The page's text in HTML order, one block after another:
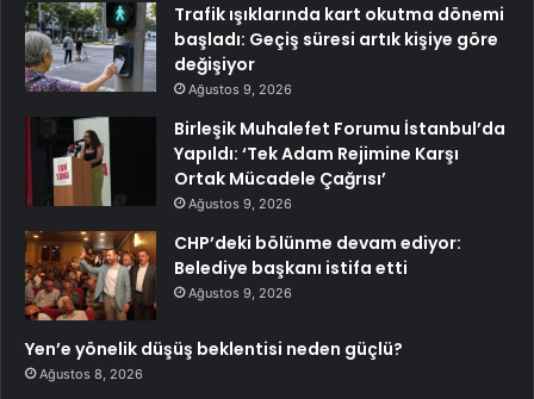
Trafik ışıklarında kart okutma dönemi
başladı: Geçiş süresi artık kişiye göre
değişiyor
Ağustos 9, 2026
Birleşik Muhalefet Forumu İstanbul’da
Yapıldı: ‘Tek Adam Rejimine Karşı
Ortak Mücadele Çağrısı’
Ağustos 9, 2026
CHP’deki bölünme devam ediyor:
Belediye başkanı istifa etti
Ağustos 9, 2026
Yen’e yönelik düşüş beklentisi neden güçlü?
Ağustos 8, 2026